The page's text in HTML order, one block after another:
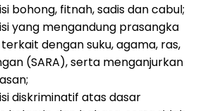
bohong, fitnah, sadis dan cabul;
yang mengandung prasangka
dengan suku, agama, ras,
(SARA), serta menganjurkan
diskriminatif atas dasar